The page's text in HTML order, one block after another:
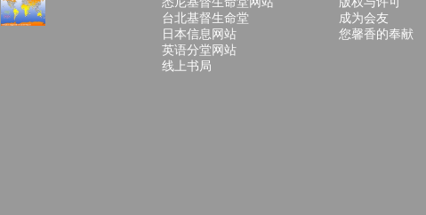
台北基督生命堂
成为会友
日本信息网站
您馨香的奉献
英语分堂网站
线上书局